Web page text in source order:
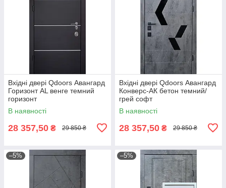
Вхідні двері Qdoors Авангард
Горизонт AL венге темний
горизонт
В наявності
28 357,50 ₴ 29 850 ₴
Вхідні двері Qdoors Авангард
Конверс-АК бетон темний/
грей софт
В наявності
28 357,50 ₴ 29 850 ₴
–5% –5%